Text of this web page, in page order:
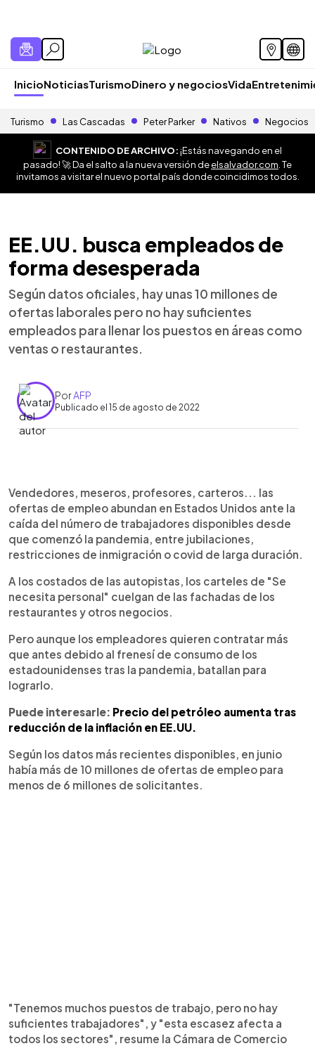
InicioNoticiasTurismoDinero y negociosVida
Turismo Las Cascadas Peter Parker Nativos Negocios
CONTENIDO DE ARCHIVO:¡Estás navegando en el
pasado! 🚀 Da el salto a la nueva versión deelsalvador.com . Te
invitamos a visitar el nuevo portal país donde coincidimos todos.
EE.UU. busca empleados de
forma desesperada
Según datos oficiales, hay unas 10 millones de
ofertas laborales pero no hay suficientes
empleados para llenar los puestos en áreas como
ventas o restaurantes.
PorAFP
Publicado el 15 de agosto de 2022
► Escuchar artículo
Vendedores, meseros, profesores, carteros... las
ofertas de empleo abundan en Estados Unidos ante la
caída del número de trabajadores disponibles desde
que comenzó la pandemia, entre jubilaciones,
restricciones de inmigración o covid de larga duración.
A los costados de las autopistas, los carteles de "Se
necesita personal" cuelgan de las fachadas de los
restaurantes y otros negocios.
Pero aunque los empleadores quieren contratar más
que antes debido al frenesí de consumo de los
estadounidenses tras la pandemia, batallan para
lograrlo.
Puede interesarle: Precio del petróleo aumenta tras
reducción de la inflación en EE.UU.
Según los datos más recientes disponibles, en junio
había más de 10 millones de ofertas de empleo para
menos de 6 millones de solicitantes.
"Tenemos muchos puestos de trabajo, pero no hay
suficientes trabajadores", y "esta escasez afecta a
todos los sectores", resume la Cámara de Comercio